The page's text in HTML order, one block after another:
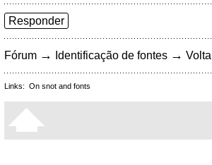
Responder
Fórum → Identificação de fontes →
Links: On snot and fonts